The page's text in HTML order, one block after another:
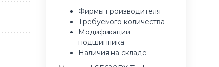
Фирмы производителя
Требуемого количества
Модификации
подшипника
Наличия на складе